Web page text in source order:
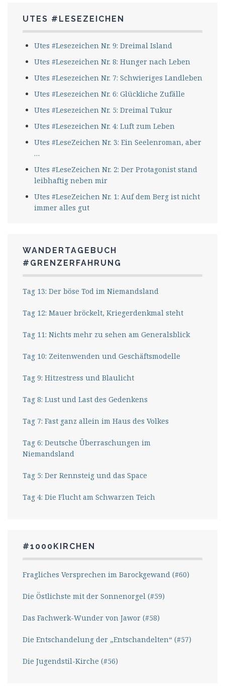
UTES #LESEZEICHEN
Utes #Lesezeichen Nr. 9: Dreimal Island
Utes #Lesezeichen Nr. 8: Hunger nach Leben
Utes #Lesezeichen Nr. 7: Schwieriges Landleben
Utes #Lesezeichen Nr. 6: Glückliche Zufälle
Utes #Lesezeichen Nr. 5: Dreimal Tukur
Utes #Lesezeichen Nr. 4: Luft zum Leben
Utes #LeseZeichen Nr. 3: Ein Seelenroman, aber
…
Utes #LeseZeichen Nr. 2: Der Protagonist stand
leibhaftig neben mir
Utes #LeseZeichen Nr. 1: Auf dem Berg ist nicht
immer alles gut
WANDERTAGEBUCH
#GRENZERFAHRUNG
Tag 13: Der böse Tod im Niemandsland
Tag 12: Mauer bröckelt, Kriegerdenkmal steht
Tag 11: Nichts mehr zu sehen am Generalsblick
Tag 10: Zeitenwenden und Geschäftsmodelle
Tag 9: Hitzestress und Blaulicht
Tag 8: Lust und Last des Gedenkens
Tag 7: Fast ganz allein im Haus des Volkes
Tag 6: Deutsche Überraschungen im
Niemandsland
Tag 5: Der Rennsteig und das Space
Tag 4: Die Flucht am Schwarzen Teich
#1000KIRCHEN
Fragliches Versprechen im Barockgewand (#60)
Die Östlichste mit der Sonnenorgel (#59)
Das Fachwerk-Wunder von Jawor (#58)
Die Entschandelung der „Entschandelten“ (#57)
Die Jugendstil-Kirche (#56)